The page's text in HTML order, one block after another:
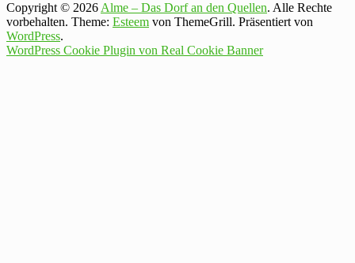
Copyright © 2026 Alme – Das Dorf an den Quellen. Alle Rechte
vorbehalten. Theme: Esteem von ThemeGrill. Präsentiert von
WordPress.
WordPress Cookie Plugin von Real Cookie Banner